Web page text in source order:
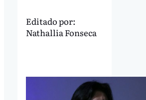
Editado por:
Nathallia Fonseca